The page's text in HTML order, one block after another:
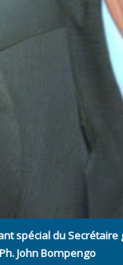
spécial du
John Bompengo